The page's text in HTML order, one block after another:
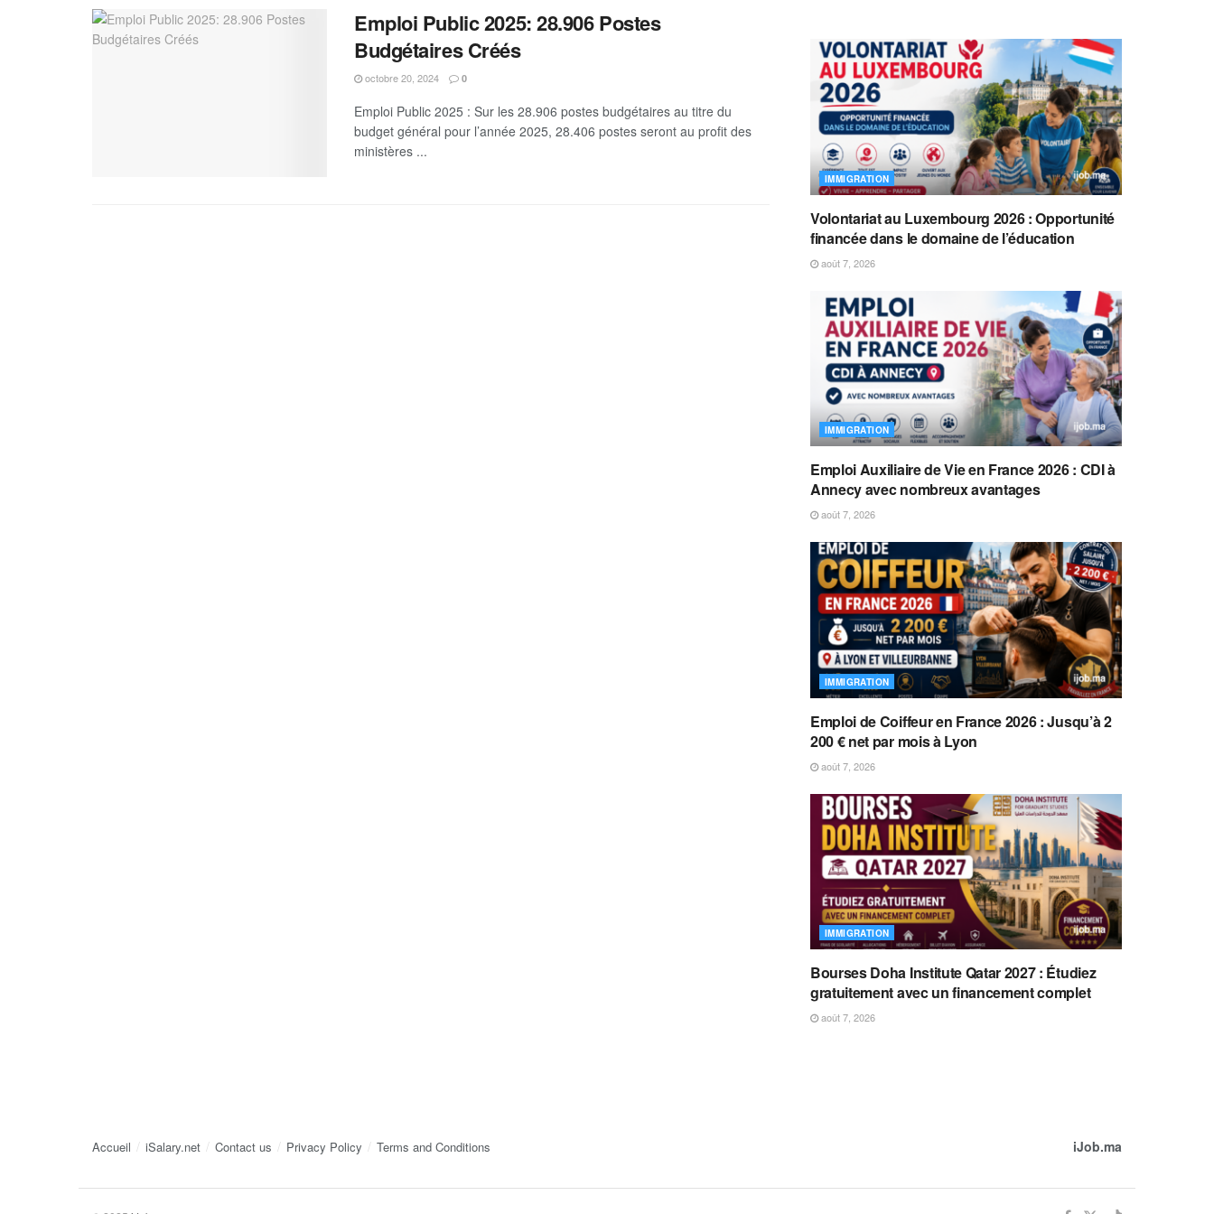
Emploi Public 2025: 28.906 Postes
Budgétaires Créés
octobre 20, 2024 0
Emploi Public 2025 : Sur les 28.906 postes budgétaires au titre du
budget général pour l’année 2025, 28.406 postes seront au profit des
ministères ...
IMMIGRATION
Volontariat au Luxembourg 2026 : Opportunité
financée dans le domaine de l’éducation
août 7, 2026
IMMIGRATION
Emploi Auxiliaire de Vie en France 2026 : CDI à
Annecy avec nombreux avantages
août 7, 2026
IMMIGRATION
Emploi de Coiffeur en France 2026 : Jusqu’à 2
200 € net par mois à Lyon
août 7, 2026
IMMIGRATION
Bourses Doha Institute Qatar 2027 : Étudiez
gratuitement avec un financement complet
août 7, 2026
Accueil iSalary.net Contact us Privacy Policy Terms and Conditions iJob.ma